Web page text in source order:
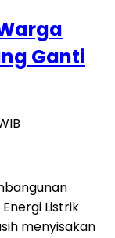
Ganti
Listrik
menyisakan